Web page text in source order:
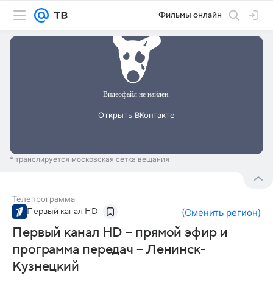
Фильмы онлайн
* транслируется московская сетка вещания
Телепрограмма
Первый канал HD (Сменить регион)
Первый канал HD – прямой эфир и
программа передач – Ленинск-
Кузнецкий